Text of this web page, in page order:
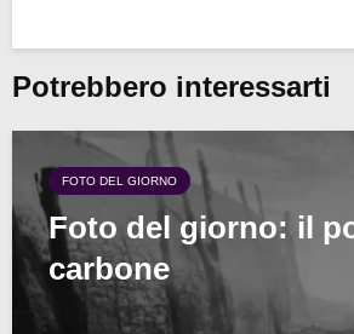
Potrebbero interessarti
FOTO DEL GIORNO
Foto del giorno: il
carbone